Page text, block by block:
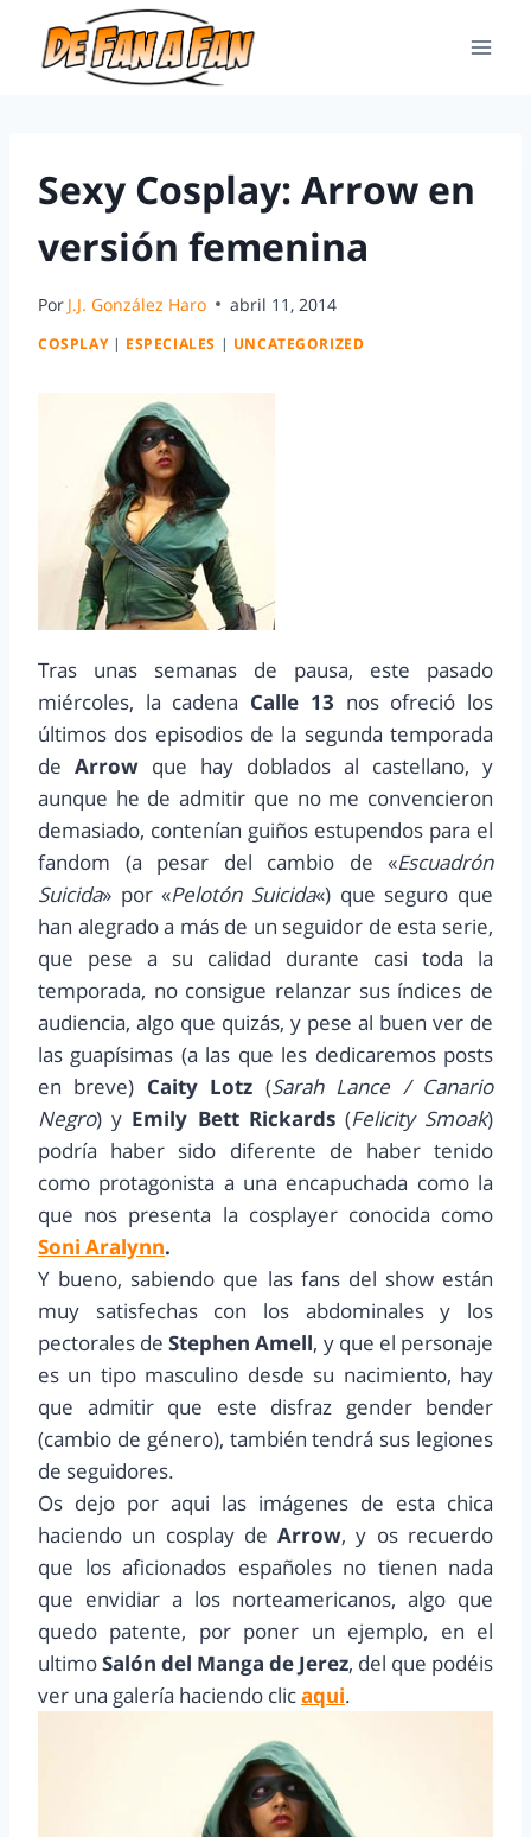
Sexy Cosplay: Arrow en
versión femenina
Por J.J. González Haro abril 11, 2014
COSPLAY| ESPECIALES | UNCATEGORIZED
Tras unas semanas de pausa, este pasado
miércoles, la cadena Calle 13 nos ofreció los
últimos dos episodios de la segunda temporada
de Arrow que hay doblados al castellano, y
aunque he de admitir que no me convencieron
demasiado, contenían guiños estupendos para el
fandom (a pesar del cambio de «Escuadrón
Suicida» por «Pelotón Suicida«) que seguro que
han alegrado a más de un seguidor de esta serie,
que pese a su calidad durante casi toda la
temporada, no consigue relanzar sus índices de
audiencia, algo que quizás, y pese al buen ver de
las guapísimas (a las que les dedicaremos posts
en breve) Caity Lotz (Sarah Lance / Canario
Negro) y Emily Bett Rickards(Felicity Smoak)
podría haber sido diferente de haber tenido
como protagonista a una encapuchada como la
que nos presenta la cosplayer conocida como
Soni Aralynn.
Y bueno, sabiendo que las fans del show están
muy satisfechas con los abdominales y los
pectorales de Stephen Amell, y que el personaje
es un tipo masculino desde su nacimiento, hay
que admitir que este disfraz gender bender
(cambio de género), también tendrá sus legiones
de seguidores.
Os dejo por aqui las imágenes de esta chica
haciendo un cosplay deArrow, y os recuerdo
que los aficionados españoles no tienen nada
que envidiar a los norteamericanos, algo que
quedo patente, por poner un ejemplo, en el
ultimoSalón del Manga de Jerez, del que podéis
ver una galería haciendo clicaqui.